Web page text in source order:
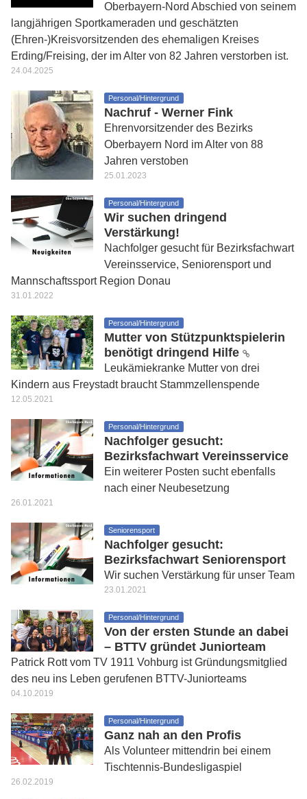
Oberbayern-Nord Abschied von seinem
langjährigen Sportkameraden und geschätzten
(Ehren-)Kreisvorsitzenden des ehemaligen Kreises
Erding/Freising, der im Alter von 82 Jahren verstorben ist.
24.04.2025
Personal/Hintergrund
Nachruf - Werner Fink
Ehrenvorsitzender des Bezirks
Oberbayern Nord im Alter von 88
Jahren verstoben
25.01.2023
Personal/Hintergrund
Wir suchen dringend
Verstärkung!
Nachfolger gesucht für Bezirksfachwart
Vereinsservice, Seniorensport und
Mannschaftssport Region Donau
31.01.2022
Personal/Hintergrund
Mutter von Stützpunktspielerin
benötigt dringend Hilfe
Leukämiekranke Mutter von drei
Kindern aus Freystadt braucht Stammzellenspende
12.05.2021
Personal/Hintergrund
Nachfolger gesucht:
Bezirksfachwart Vereinsservice
Ein weiterer Posten sucht ebenfalls
nach einer Neubesetzung
26.01.2021
Seniorensport
Nachfolger gesucht:
Bezirksfachwart Seniorensport
Wir suchen Verstärkung für unser Team
23.01.2021
Personal/Hintergrund
Von der ersten Stunde an dabei
– BTTV gründet Juniorteam
Patrick Rott vom TV 1911 Vohburg ist Gründungsmitglied
des neu ins Leben gerufenen BTTV-Juniorteams
04.10.2019
Personal/Hintergrund
Ganz nah an den Profis
Als Volunteer mittendrin bei einem
Tischtennis-Bundesligaspiel
26.02.2019